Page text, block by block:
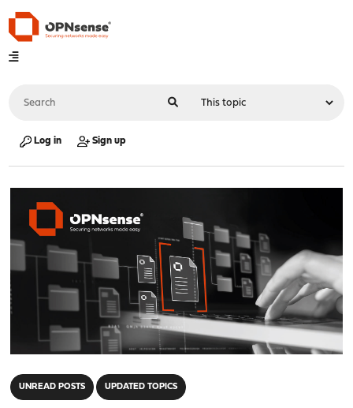
Log in Sign up
UNREAD POSTS UPDATED TOPICS